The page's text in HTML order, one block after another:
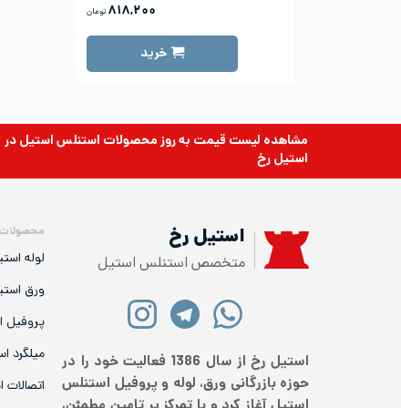
۸۱۸,۲۰۰ تومان
خرید
مشاهده لیست قیمت به روزمحصولات استنلس استیلدر
استیل رخ
استیل رخ
متخصص استنلس استیل
استیل رخ از سال 1386 فعالیت خود را در
حوزه بازرگانی ورق، لوله و پروفیل استنلس
لوله
ورق
پروفیل
میلگرد
اتصالات